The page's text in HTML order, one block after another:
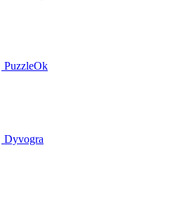
PuzzleOk
Dyvogra